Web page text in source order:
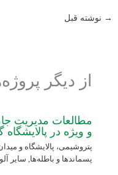
→ نوشته قبل
از دیگر
مطالعات مدیریت
و ویژه در پالایشگاه
پتروشیمی، پالایشگاه و
پسماندها و باطله‌ها, سایر